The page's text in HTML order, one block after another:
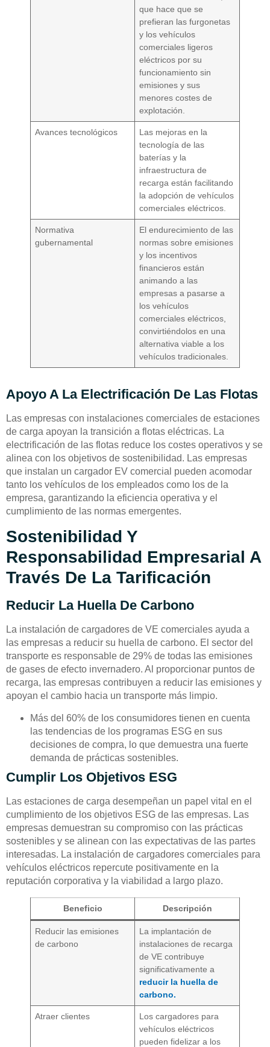
que hace que se
prefieran las furgonetas
y los vehículos
comerciales ligeros
eléctricos por su
funcionamiento sin
emisiones y sus
menores costes de
explotación.
Avances tecnológicos
Las mejoras en la
tecnología de las
baterías y la
infraestructura de
recarga están facilitando
la adopción de vehículos
comerciales eléctricos.
Normativa
gubernamental
El endurecimiento de las
normas sobre emisiones
y los incentivos
financieros están
animando a las
empresas a pasarse a
los vehículos
comerciales eléctricos,
convirtiéndolos en una
alternativa viable a los
vehículos tradicionales.
Apoyo A La Electrificación De Las Flotas
Las empresas con instalaciones comerciales de estaciones
de carga apoyan la transición a flotas eléctricas. La
electrificación de las flotas reduce los costes operativos y se
alinea con los objetivos de sostenibilidad. Las empresas
que instalan un cargador EV comercial pueden acomodar
tanto los vehículos de los empleados como los de la
empresa, garantizando la eficiencia operativa y el
cumplimiento de las normas emergentes.
Sostenibilidad Y
Responsabilidad Empresarial A
Través De La Tarificación
Reducir La Huella De Carbono
La instalación de cargadores de VE comerciales ayuda a
las empresas a reducir su huella de carbono. El sector del
transporte es responsable de 29% de todas las emisiones
de gases de efecto invernadero. Al proporcionar puntos de
recarga, las empresas contribuyen a reducir las emisiones y
apoyan el cambio hacia un transporte más limpio.
Más del 60% de los consumidores tienen en cuenta
las tendencias de los programas ESG en sus
decisiones de compra, lo que demuestra una fuerte
demanda de prácticas sostenibles.
Cumplir Los Objetivos ESG
Las estaciones de carga desempeñan un papel vital en el
cumplimiento de los objetivos ESG de las empresas. Las
empresas demuestran su compromiso con las prácticas
sostenibles y se alinean con las expectativas de las partes
interesadas. La instalación de cargadores comerciales para
vehículos eléctricos repercute positivamente en la
reputación corporativa y la viabilidad a largo plazo.
Beneficio Descripción
Reducir las emisiones
de carbono
La implantación de
instalaciones de recarga
de VE contribuye
significativamente a
reducir la huella de
carbono.
Atraer clientes
Los cargadores para
vehículos eléctricos
pueden fidelizar a los